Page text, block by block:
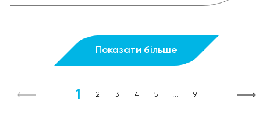
Показати більше
1 2 3 4 5 ... 9